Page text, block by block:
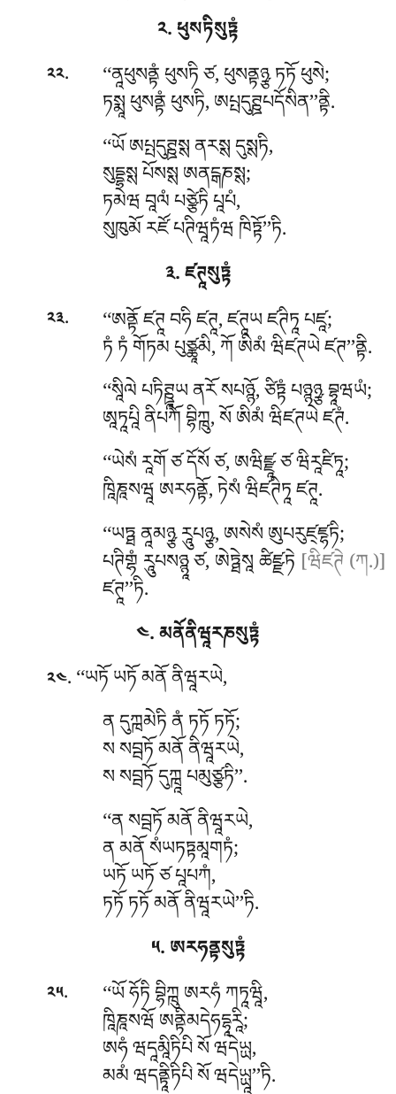
༢. ཕུསཏིསུཏྟཾ
༢༢. ‘‘ནཱཕུསནྟཾ ཕུསཏི ཙ, ཕུསནྟཉྩ ཏཏོ ཕུསེ;
ཏསྨཱ ཕུསནྟཾ ཕུསཏི, ཨཔྤདུཊྛཔདོསིན’’ནྟི.
‘‘ཡོཨཔྤདུཊྛསྶ ནརསྶ དུསྶཏི,
སུདྡྷསྶ པོསསྶ ཨནངྒཎསྶ;
ཏམེཝ བཱལཾ པཙྩེཏི པཱཔཾ,
སུཁུམོ རཛོ པཊིཝཱཏཾཝ ཁིཏྟོ’’ཏི.
༣. ཛཊཱསུཏྟཾ
༢༣. ‘‘ཨནྟོཛཊཱ བཧི ཛཊཱ, ཛཊཱཡ ཛཊིཏཱ པཛཱ;
ཏཾ ཏཾ གོཏམ པུཙྪཱམི, ཀོ ཨིམཾ ཝིཛཊཡེ ཛཊ’’ནྟི.
‘‘སཱིལེཔཏིཊྛཱཡ ནརོ སཔཉྙོ, ཙིཏྟཾ པཉྙཉྩ བྷཱཝཡཾ;
ཨཱཏཱཔཱི ནིཔཀོ བྷིཀྑུ, སོ ཨིམཾ ཝིཛཊཡེ ཛཊཾ.
‘‘ཡེསཾ རཱགོ ཙ དོསོ ཙ, ཨཝིཛྫཱ ཙ ཝིརཱཛིཏཱ;
ཁཱིཎཱསཝཱ ཨརཧནྟོ, ཏེསཾ ཝིཛཊིཏཱ ཛཊཱ.
‘‘ཡཏྠ ནཱམཉྩ རཱུཔཉྩ, ཨསེསཾ ཨུཔརུཛ྄ཛྷཏི;
པཊིགྷཾ རཱུཔསཉྙཱ ཙ, ཨེཏྠེསཱ ཚིཛྫཏེ[ཝིཛཊེ (ཀ.)]
ཛཊཱ’’ཏི.
༤. མནོནིཝཱརཎསུཏྟཾ
༢༤. ‘‘ཡཏོཡཏོ མནོ ནིཝཱརཡེ,
ན དུཀྑམེཏི ནཾ ཏཏོ ཏཏོ;
ས སབྦཏོ མནོ ནིཝཱརཡེ,
ས སབྦཏོ དུཀྑཱ པམུཙྩཏི’’.
‘‘ན སབྦཏོ མནོ ནིཝཱརཡེ,
ན མནོ སཾཡཏཏྟམཱགཏཾ;
ཡཏོ ཡཏོ ཙ པཱཔཀཾ,
ཏཏོ ཏཏོ མནོ ནིཝཱརཡེ’’ཏི.
༥. ཨརཧནྟསུཏྟཾ
༢༥. ‘‘ཡོ ཧོཏི བྷིཀྑུ ཨརཧཾ ཀཏཱཝཱི,
ཁཱིཎཱསཝོ ཨནྟིམདེཧདྷཱརཱི;
ཨཧཾཝདཱམཱིཏིཔི སོ ཝདེཡྻ,
མམཾ ཝདནྟཱིཏིཔི སོ ཝདེཡྻཱ’’ཏི.